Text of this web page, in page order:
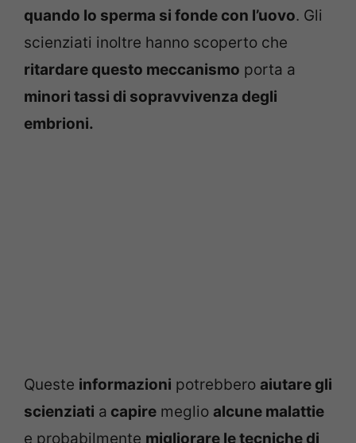
quando lo sperma si fonde con l’uovo. Gli
scienziati inoltre hanno scoperto che
ritardare questo meccanismo porta a
minori tassi di sopravvivenza degli
embrioni.
Queste informazioni potrebbero aiutare gli
scienziati a capire meglio alcune malattie
e probabilmente migliorare le tecniche di